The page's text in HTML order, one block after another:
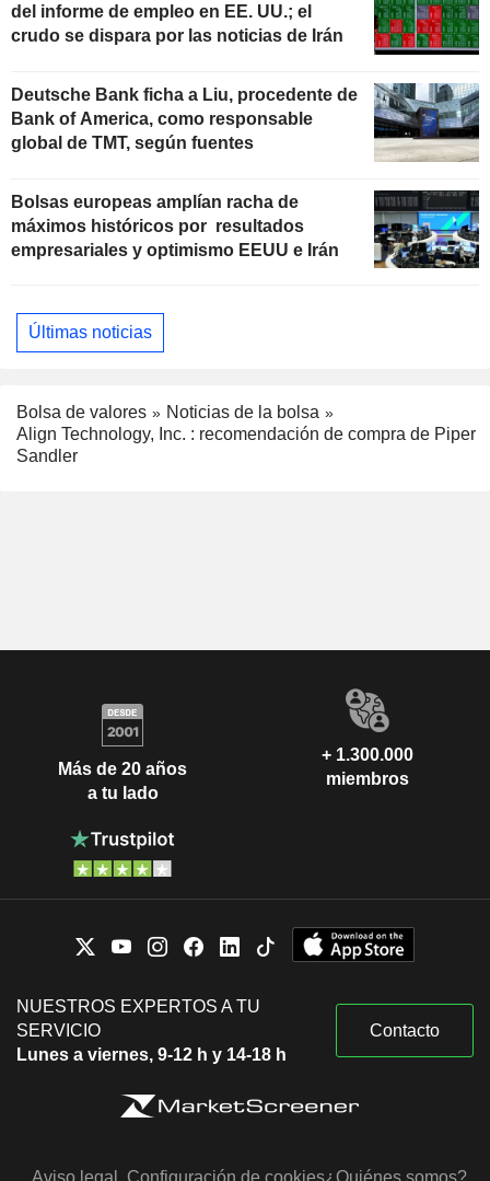
del informe de empleo en EE. UU.; el
crudo se dispara por las noticias de Irán
Deutsche Bank ficha a Liu, procedente de
Bank of America, como responsable
global de TMT, según fuentes
Bolsas europeas amplían racha de
máximos históricos por resultados
empresariales y optimismo EEUU e Irán
Últimas noticias
Bolsa de valores
Noticias de la bolsa
Align Technology, Inc. : recomendación de compra de Piper
Sandler
Más de 20 años
a tu lado
+ 1.300.000
miembros
NUESTROS EXPERTOS A TU
SERVICIO
Lunes a viernes, 9-12 h y 14-18 h
Contacto